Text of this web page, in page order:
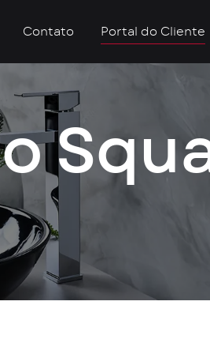
Contato Portal do Cliente